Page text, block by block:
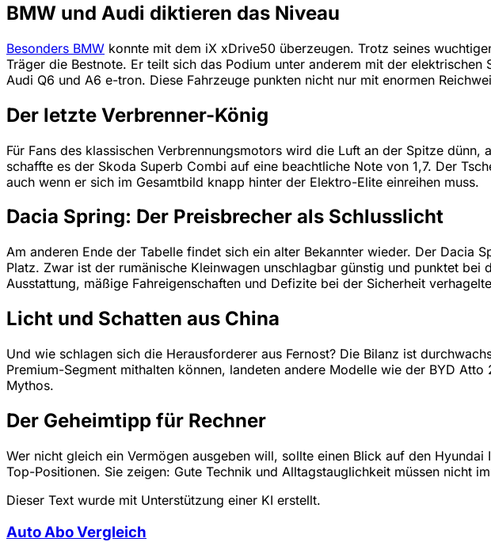
BMW und Audi diktieren das Niveau
Besonders BMW konnte mit dem iX xDrive50 überzeugen. Trotz seines
Träger die Bestnote. Er teilt sich das Podium unter anderem mit der
Audi Q6 und A6 e-tron. Diese Fahrzeuge punkten nicht nur mit enormen
Der letzte Verbrenner-König
Für Fans des klassischen Verbrennungsmotors wird die Luft an der Spitze
schaffte es der Skoda Superb Combi auf eine beachtliche Note von 1,7. Der
auch wenn er sich im Gesamtbild knapp hinter der Elektro-Elite einreihen muss.
Dacia Spring: Der Preisbrecher als Schlusslicht
Am anderen Ende der Tabelle findet sich ein alter Bekannter wieder. Der
Platz. Zwar ist der rumänische Kleinwagen unschlagbar günstig und punktet
Ausstattung, mäßige Fahreigenschaften und Defizite bei der Sicherheit
Licht und Schatten aus China
Und wie schlagen sich die Herausforderer aus Fernost? Die Bilanz ist
Premium-Segment mithalten können, landeten andere Modelle wie der BYD
Mythos.
Der Geheimtipp für Rechner
Wer nicht gleich ein Vermögen ausgeben will, sollte einen Blick auf den
Top-Positionen. Sie zeigen: Gute Technik und Alltagstauglichkeit müssen nicht
Dieser Text wurde mit Unterstützung einer KI erstellt.
Auto Abo Vergleich